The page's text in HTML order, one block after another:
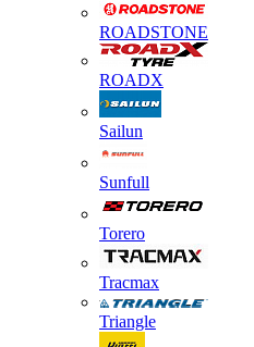
ROADSTONE
ROADX
Sailun
Sunfull
Torero
Tracmax
Triangle